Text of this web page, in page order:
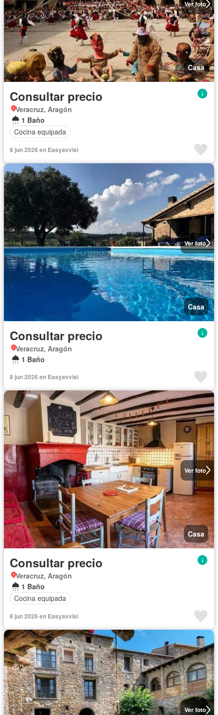
Ver foto
Casa
Consultar precio
Veracruz, Aragón
1 Baño
Cocina equipada
8 jun 2026 en Easyavvisi
Ver foto
Casa
Consultar precio
Veracruz, Aragón
1 Baño
8 jun 2026 en Easyavvisi
Ver foto
Casa
Consultar precio
Veracruz, Aragón
1 Baño
Cocina equipada
8 jun 2026 en Easyavvisi
Ver foto